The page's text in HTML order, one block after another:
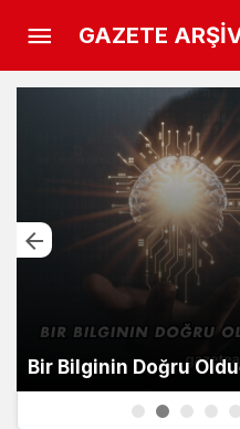
GAZETE
Bir Bilginin Doğru